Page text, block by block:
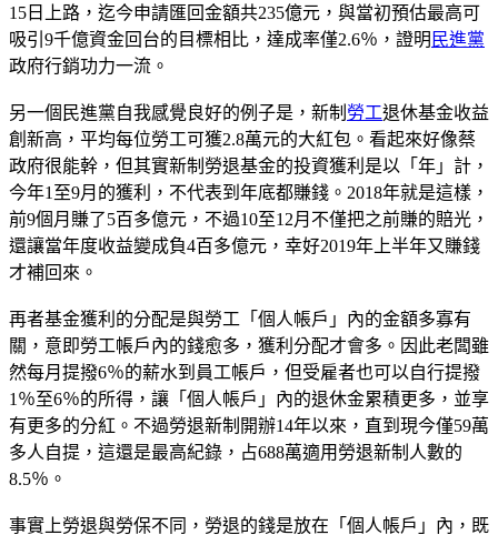
15日上路，迄今申請匯回金額共235億元，與當初預估最高可
吸引9千億資金回台的目標相比，達成率僅2.6％，證明 民進黨
政府行銷功力一流。
另一個民進黨自我感覺良好的例子是，新制 勞工退休基金收益
創新高，平均每位勞工可獲2.8萬元的大紅包。看起來好像蔡
政府很能幹，但其實新制勞退基金的投資獲利是以「年」計，
今年1至9月的獲利，不代表到年底都賺錢。2018年就是這樣，
前9個月賺了5百多億元，不過10至12月不僅把之前賺的賠光，
還讓當年度收益變成負4百多億元，幸好2019年上半年又賺錢
才補回來。
再者基金獲利的分配是與勞工「個人帳戶」內的金額多寡有
關，意即勞工帳戶內的錢愈多，獲利分配才會多。因此老闆雖
然每月提撥6％的薪水到員工帳戶，但受雇者也可以自行提撥
1％至6％的所得，讓「個人帳戶」內的退休金累積更多，並享
有更多的分紅。不過勞退新制開辦14年以來，直到現今僅59萬
多人自提，這還是最高紀錄，占688萬適用勞退新制人數的
8.5％。
事實上勞退與勞保不同，勞退的錢是放在「個人帳戶」內，既